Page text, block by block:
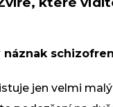
náznak
jen velmi